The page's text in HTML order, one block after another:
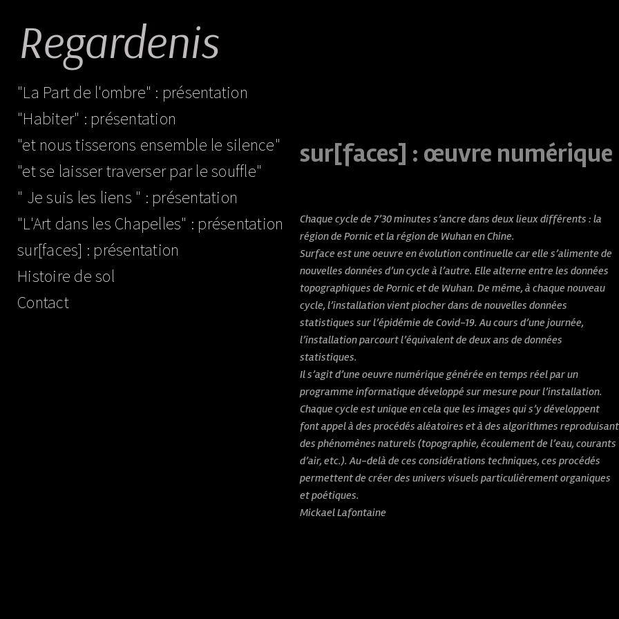
Regardenis
"La Part de l'ombre" : présentation
"Habiter" : présentation
"et nous tisserons ensemble le silence"
"et se laisser traverser par le souffle"
" Je suis les liens " : présentation
"L'Art dans les Chapelles" : présentation
sur[faces] : présentation
Histoire de sol
Contact
sur[faces] : œuvre numérique
Chaque cycle de 7’30 minutes s’ancre dans deux lieux différents : la
région de Pornic et la région de Wuhan en Chine.
Surface est une oeuvre en évolution continuelle car elle s’alimente de
nouvelles données d’un cycle à l’autre. Elle alterne entre les données
topographiques de Pornic et de Wuhan. De même, à chaque nouveau
cycle, l’installation vient piocher dans de nouvelles données
statistiques sur l’épidémie de Covid-19. Au cours d’une journée,
l’installation parcourt l’équivalent de deux ans de données
statistiques.
Il s’agit d’une oeuvre numérique générée en temps réel par un
programme informatique développé sur mesure pour l’installation.
Chaque cycle est unique en cela que les images qui s’y développent
font appel à des procédés aléatoires et à des algorithmes reproduisant
des phénomènes naturels (topographie, écoulement de l’eau, courants
d’air, etc.). Au-delà de ces considérations techniques, ces procédés
permettent de créer des univers visuels particulièrement organiques
et poétiques.
Mickael Lafontaine